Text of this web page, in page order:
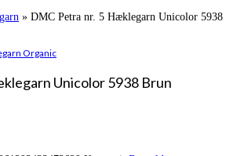
Organic
» DMC Petra nr. 5 Hæklegarn Unicolor 5938
Unicolor 5938 Brun